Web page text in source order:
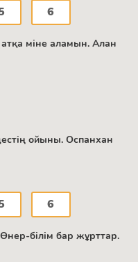
6
міне аламын. Алан
ойыны. Оспанхан
6
білім бар жұрттар.